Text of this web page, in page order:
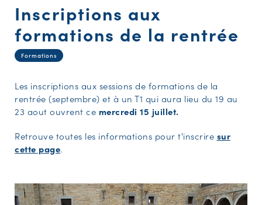
Inscriptions aux
formations de la rentrée
Formations
Les inscriptions aux sessions de formations de la
rentrée (septembre) et à un T1 qui aura lieu du 19 au
23 aout ouvrent ce mercredi 15 juillet.
Retrouve toutes les informations pour t'inscrire sur
cette page.